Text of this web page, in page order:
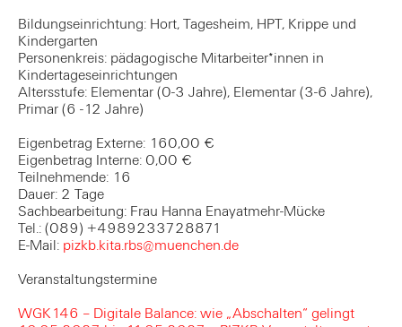
Bildungseinrichtung: Hort, Tagesheim, HPT, Krippe und
Kindergarten
Personenkreis: pädagogische Mitarbeiter*innen in
Kindertageseinrichtungen
Altersstufe: Elementar (0-3 Jahre), Elementar (3-6 Jahre),
Primar (6 -12 Jahre)
Eigenbetrag Externe: 160,00 €
Eigenbetrag Interne: 0,00 €
Teilnehmende: 16
Dauer: 2 Tage
Sachbearbeitung: Frau Hanna Enayatmehr-Mücke
Tel.: (089) +4989233728871
E-Mail: pizkb.kita.rbs@muenchen.de
Veranstaltungstermine
WGK146 – Digitale Balance: wie „Abschalten“ gelingt